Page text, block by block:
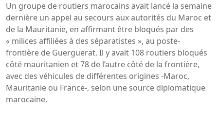
Un groupe de routiers marocains avait lancé la semaine
dernière un appel au secours aux autorités du Maroc et
de la Mauritanie, en affirmant être bloqués par des
« milices affiliées à des séparatistes », au poste-
frontière de Guerguerat. Il y avait 108 routiers bloqués
côté mauritanien et 78 de l’autre côté de la frontière,
avec des véhicules de différentes origines -Maroc,
Mauritanie ou France-, selon une source diplomatique
marocaine.